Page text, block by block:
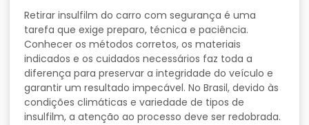
Retirar insulfilm do carro com segurança é uma
tarefa que exige preparo, técnica e paciência.
Conhecer os métodos corretos, os materiais
indicados e os cuidados necessários faz toda a
diferença para preservar a integridade do veículo e
garantir um resultado impecável. No Brasil, devido às
condições climáticas e variedade de tipos de
insulfilm, a atenção ao processo deve ser redobrada.